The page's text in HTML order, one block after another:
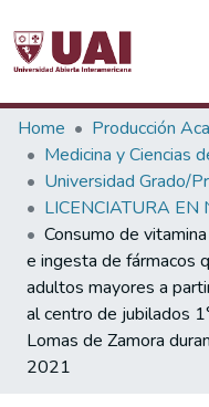
Statistics
Communities & Collections
All of DSpace
Home
Producción
Medicina y Ciencias
Universidad Grado/
LICENCIATURA EN
Consumo de
e ingesta de fármacos
adultos mayores a
al centro de jubilados
Lomas de Zamora
2021